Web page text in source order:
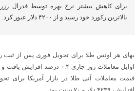
برای کاهش بیشتر نرخ بهره توسط فدرال
بالاترین رکورد خود رسید و از ۴۲۰۰ دلار عبور کرد.